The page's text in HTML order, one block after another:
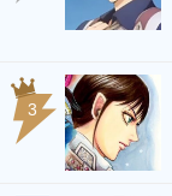
3